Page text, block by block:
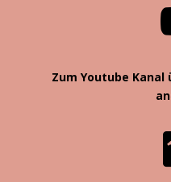
Zum Youtube